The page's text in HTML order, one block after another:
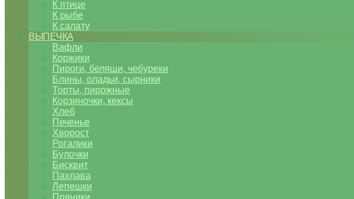
К птице
К рыбе
К салату
ВЫПЕЧКА
Вафли
Коржики
Пироги, беляши, чебуреки
Блины, оладьи, сырники
Торты, пирожные
Корзиночки, кексы
Хлеб
Печенье
Хворост
Рогалики
Булочки
Бисквит
Пахлава
Лепешки
Пряники